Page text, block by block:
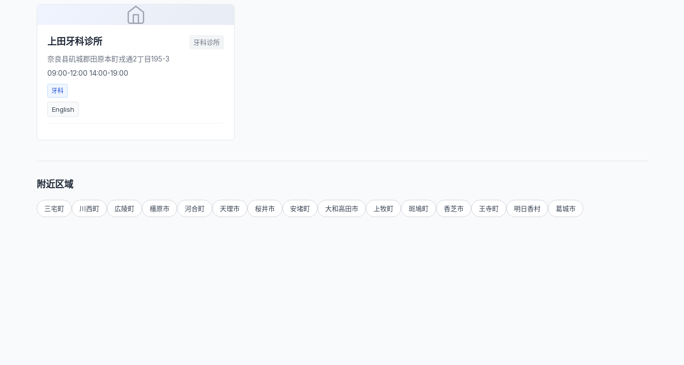
上田牙科诊所 牙科诊所
奈良县矶城郡田原本町戎通2丁目195-3
09:00-12:00 14:00-19:00
牙科
English
附近区域
三宅町 川西町 広陵町 橿原市 河合町 天理市 桜井市 安堵町 大和高田市 上牧町 斑鳩町 香芝市 王寺町 明日香村 葛城市